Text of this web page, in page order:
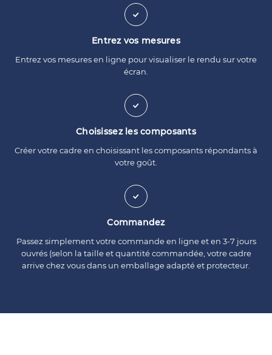
Entrez vos mesures
Entrez vos mesures en ligne pour visualiser le rendu sur votre
écran.
Choisissez les composants
Créer votre cadre en choisissant les composants répondants à
votre goût.
Commandez
Passez simplement votre commande en ligne et en 3-7 jours
ouvrés (selon la taille et quantité commandée, votre cadre
arrive chez vous dans un emballage adapté et protecteur.